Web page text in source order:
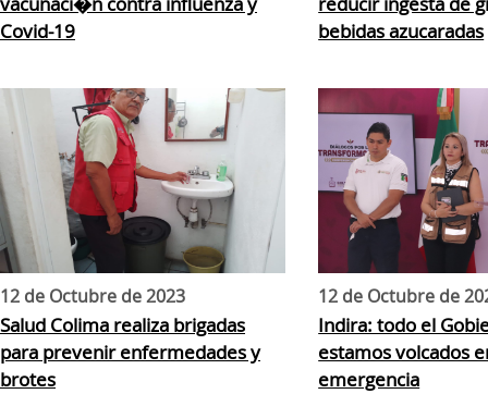
Covid-19
bebidas azucaradas
12 de Octubre de 2023
Salud Colima realiza brigadas
para prevenir enfermedades y
brotes
12 de Octubre de
Indira: todo el
estamos volcados
emergencia